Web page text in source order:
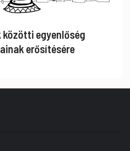
közötti egyenlőség
erősítésére